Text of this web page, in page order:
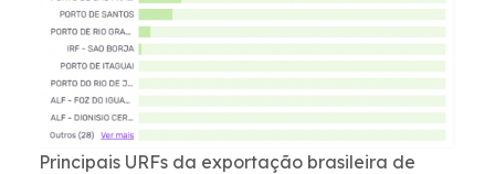
Principais URFs da exportação brasileira de